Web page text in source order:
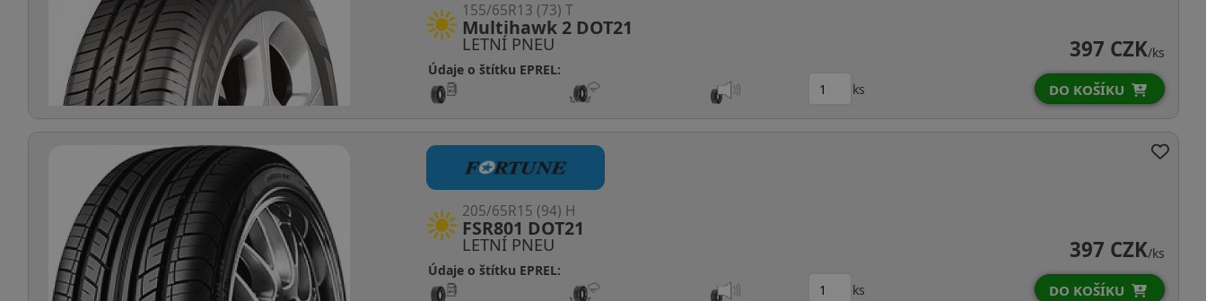
LETNÍ PNEU
Multihawk 2 DOT21
155/65R13 (73) T
Údaje o štítku EPREL:
397 CZK/ks
ks DO KOŠÍKU
LETNÍ PNEU
FSR801 DOT21
205/65R15 (94) H
Údaje o štítku EPREL:
397 CZK/ks
ks DO KOŠÍKU